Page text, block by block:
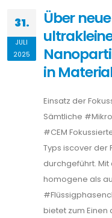
31.
JULI
2025
Über
in
Einsatz der
Sämtliche
#CEM
Typs iscover der
durchgeführt.
homogene als
bietet zum Einen